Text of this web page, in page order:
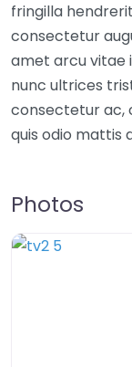
fringilla
consectetur
amet arcu vitae
nunc ultrices
consectetur ac,
quis odio mattis
Photos